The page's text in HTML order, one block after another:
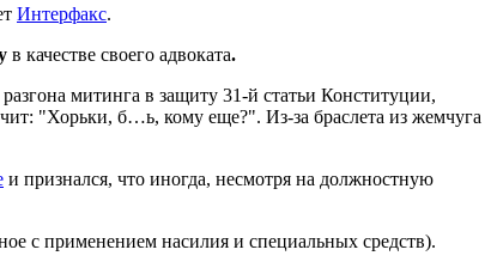
Интерфакс.
в качестве своего адвоката.
митинга в защиту 31-й статьи Конституции,
"Хорьки, б…ь, кому еще?". Из-за браслета из жемчуга
и признался, что иногда, несмотря на должностную
с применением насилия и специальных средств).